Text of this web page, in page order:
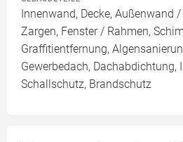
Innenwand, Decke, Außenwand
Zargen, Fenster / Rahmen,
Graffitientfernung,
Gewerbedach, Dachabdichtung,
Schallschutz, Brandschutz